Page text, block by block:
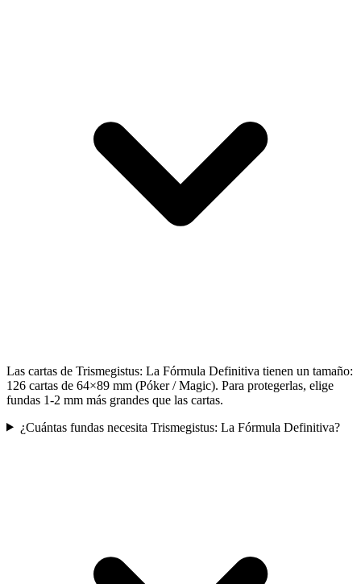
Las cartas de Trismegistus: La Fórmula Definitiva tienen un tamaño:
126 cartas de 64×89 mm (Póker / Magic). Para protegerlas, elige
fundas 1-2 mm más grandes que las cartas.
¿Cuántas fundas necesita Trismegistus: La Fórmula Definitiva?